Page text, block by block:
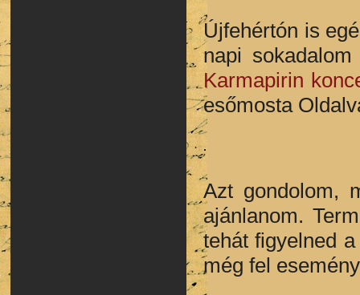
Újfehértón is
napi
Karmapirin
esőmosta
Azt gondolom,
ajánlanom.
tehát figyelned
még fel